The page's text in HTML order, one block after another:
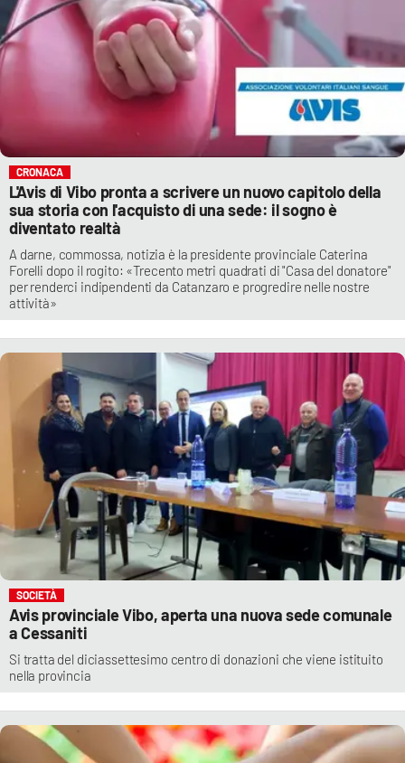
CRONACA
L'Avis di Vibo pronta a scrivere un nuovo capitolo della
sua storia con l'acquisto di una sede: il sogno è
diventato realtà
A darne, commossa, notizia è la presidente provinciale Caterina
Forelli dopo il rogito: «Trecento metri quadrati di "Casa del donatore"
per renderci indipendenti da Catanzaro e progredire nelle nostre
attività»
SOCIETÀ
Avis provinciale Vibo, aperta una nuova sede comunale
a Cessaniti
Si tratta del diciassettesimo centro di donazioni che viene istituito
nella provincia